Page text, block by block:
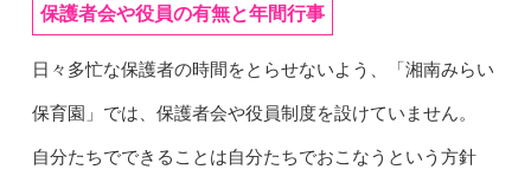
保護者会や役員の有無と年間行事
日々多忙な保護者の時間をとらせないよう、「湘南みらい
保育園」では、保護者会や役員制度を設けていません。
自分たちでできることは自分たちでおこなうという方針